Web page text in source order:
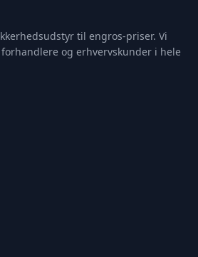
til engros-priser. Vi
og erhvervskunder i hele